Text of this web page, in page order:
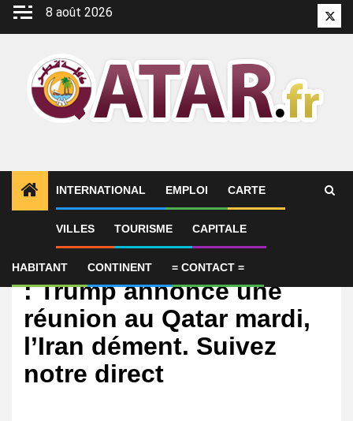
Aller
8 août 2026
INTERNATIONAL EMPLOI CARTE
VILLES TOURISME CAPITALE
HABITANT CONTINENT = CONTACT =
International
Guerre au Moyen-Orient
: Trump annonce une
réunion au Qatar mardi,
l’Iran dément. Suivez
notre direct